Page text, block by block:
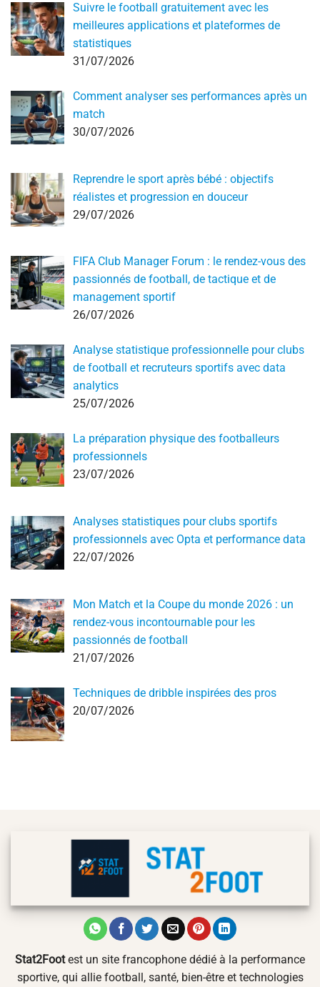
Suivre le football gratuitement avec les
meilleures applications et plateformes de
statistiques
31/07/2026
Comment analyser ses performances après un
match
30/07/2026
Reprendre le sport après bébé : objectifs
réalistes et progression en douceur
29/07/2026
FIFA Club Manager Forum : le rendez-vous des
passionnés de football, de tactique et de
management sportif
26/07/2026
Analyse statistique professionnelle pour clubs
de football et recruteurs sportifs avec data
analytics
25/07/2026
La préparation physique des footballeurs
professionnels
23/07/2026
Analyses statistiques pour clubs sportifs
professionnels avec Opta et performance data
22/07/2026
Mon Match et la Coupe du monde 2026 : un
rendez-vous incontournable pour les
passionnés de football
21/07/2026
Techniques de dribble inspirées des pros
20/07/2026
Stat2Footest un site francophone dédié à la performance
sportive, qui allie football, santé, bien-être et technologies